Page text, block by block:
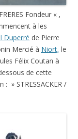
Fondeur « ,
à les
Duperré de Pierre
Mercié à Niort, le
Félix Coutan à
de cette
» STRESSACKER /